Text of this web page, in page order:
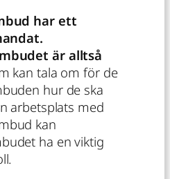
har ett
är alltså
kan tala om för de
hur de ska
arbetsplats med
kan
ha en viktig